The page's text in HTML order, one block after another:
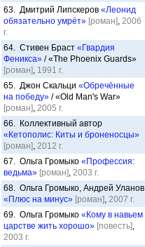
63. Дмитрий Липскеров «Леонид
обязательно умрёт» [роман], 2006
г.
64. Стивен Браст «Гвардия
Феникса» / «The Phoenix Guards»
[роман], 1991 г.
65. Джон Скальци «Обречённые
на победу» / «Old Man's War»
[роман], 2005 г.
66. Коллективный автор
«Кетополис: Киты и броненосцы»
[роман], 2012 г.
67. Ольга Громыко «Профессия:
ведьма» [роман], 2003 г.
68. Ольга Громыко, Андрей Уланов
«Плюс на минус» [роман], 2007 г.
69. Ольга Громыко «Кому в навьем
царстве жить хорошо» [повесть],
2003 г.